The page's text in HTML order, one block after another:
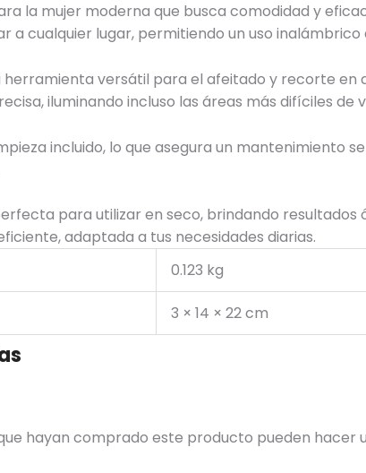
la mujer moderna que busca comodidad y
cualquier lugar, permitiendo un uso inalámbrico
versátil para el afeitado y recorte en
iluminando incluso las áreas más difíciles de
incluido, lo que asegura un mantenimiento
para utilizar en seco, brindando
adaptada a tus necesidades diarias.
0.123 kg
3 × 14 × 22 cm
hayan comprado este producto pueden hacer